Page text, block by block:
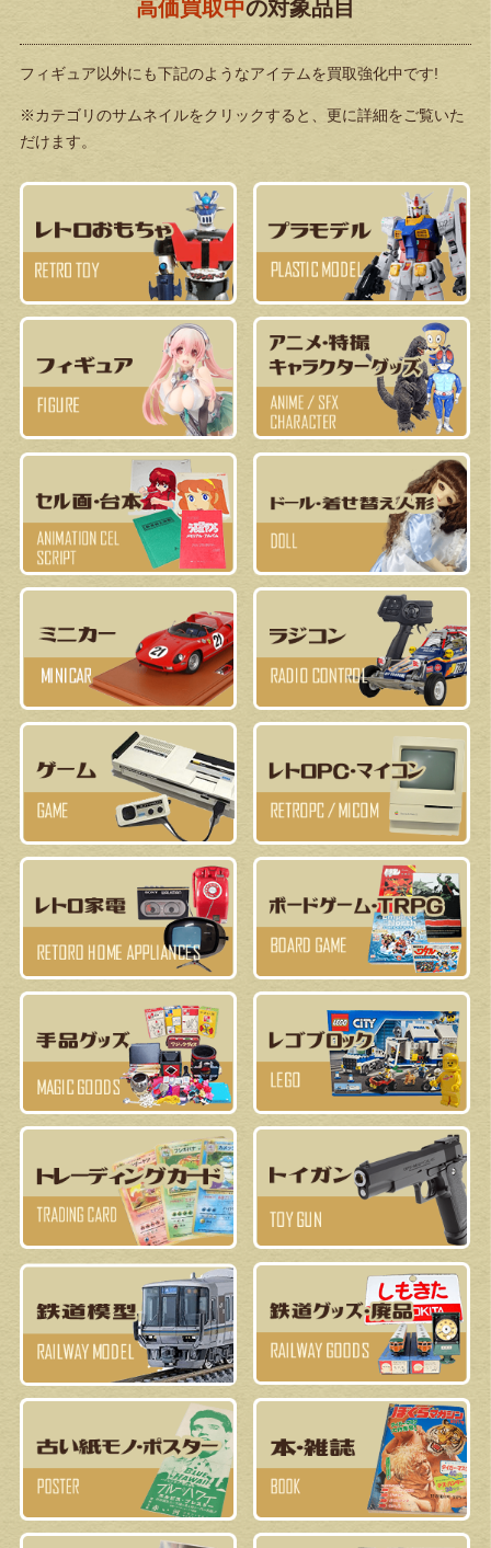
高価買取中の対象品目
フィギュア以外にも下記のようなアイテムを買取強化中です!
※カテゴリのサムネイルをクリックすると、更に詳細をご覧いた
だけます。